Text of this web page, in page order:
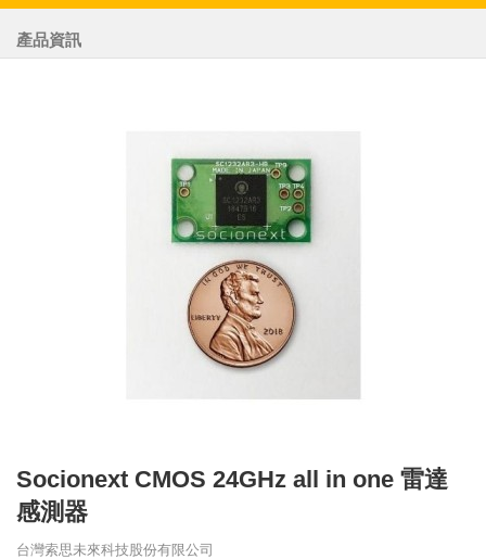
產品資訊
Socionext CMOS 24GHz all in one 雷達
感測器
台灣索思未來科技股份有限公司